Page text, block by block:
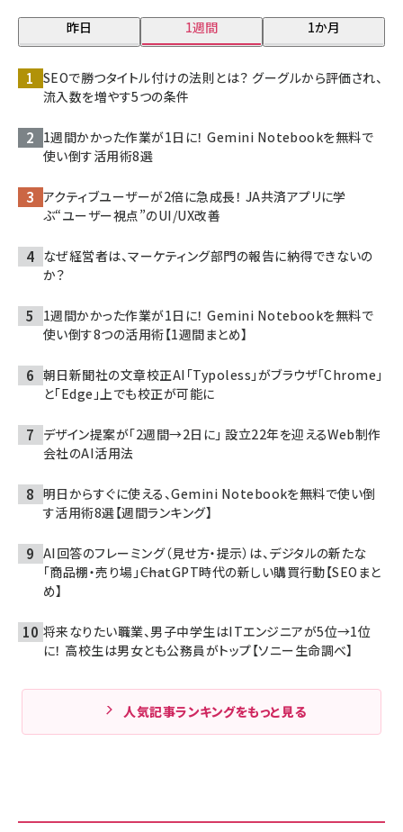
昨日 1週間 1か月
SEOで勝つタイトル付けの法則とは？ グーグルから評価され、
流入数を増やす5つの条件
1週間かかった作業が1日に！ Gemini Notebookを無料で
使い倒す活用術8選
アクティブユーザーが2倍に急成長！ JA共済アプリに学
ぶ“ユーザー視点”のUI/UX改善
なぜ経営者は、マーケティング部門の報告に納得できないの
か？
1週間かかった作業が1日に！ Gemini Notebookを無料で
使い倒す8つの活用術【1週間まとめ】
朝日新聞社の文章校正AI「Typoless」がブラウザ「Chrome」
と「Edge」上でも校正が可能に
デザイン提案が「2週間→2日に」 設立22年を迎えるWeb制作
会社のAI活用法
明日からすぐに使える、Gemini Notebookを無料で使い倒
す活用術8選【週間ランキング】
AI回答のフレーミング（見せ方・提示）は、デジタルの新たな
「商品棚・売り場」――ChatGPT時代の新しい購買行動【SEOまと
め】
将来なりたい職業、男子中学生はITエンジニアが5位→1位
に！ 高校生は男女とも公務員がトップ【ソニー生命調べ】
人気記事ランキングをもっと見る